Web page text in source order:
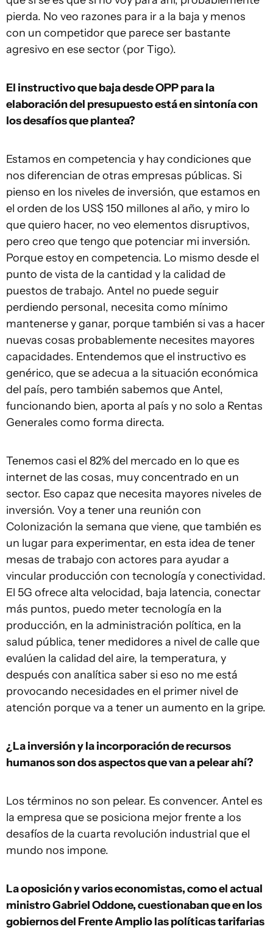
pierda. No veo razones para ir a la baja y menos
con un competidor que parece ser bastante
agresivo en ese sector (por Tigo).
El instructivo que baja desde OPP para la
elaboración del presupuesto está en sintonía con
los desafíos que plantea?
Estamos en competencia y hay condiciones que
nos diferencian de otras empresas públicas. Si
pienso en los niveles de inversión, que estamos en
el orden de los US$ 150 millones al año, y miro lo
que quiero hacer, no veo elementos disruptivos,
pero creo que tengo que potenciar mi inversión.
Porque estoy en competencia. Lo mismo desde el
punto de vista de la cantidad y la calidad de
puestos de trabajo. Antel no puede seguir
perdiendo personal, necesita como mínimo
mantenerse y ganar, porque también si vas a hacer
nuevas cosas probablemente necesites mayores
capacidades. Entendemos que el instructivo es
genérico, que se adecua a la situación económica
del país, pero también sabemos que Antel,
funcionando bien, aporta al país y no solo a Rentas
Generales como forma directa.
Tenemos casi el 82% del mercado en lo que es
internet de las cosas, muy concentrado en un
sector. Eso capaz que necesita mayores niveles de
inversión. Voy a tener una reunión con
Colonización la semana que viene, que también es
un lugar para experimentar, en esta idea de tener
mesas de trabajo con actores para ayudar a
vincular producción con tecnología y conectividad.
El 5G ofrece alta velocidad, baja latencia, conectar
más puntos, puedo meter tecnología en la
producción, en la administración política, en la
salud pública, tener medidores a nivel de calle que
evalúen la calidad del aire, la temperatura, y
después con analítica saber si eso no me está
provocando necesidades en el primer nivel de
atención porque va a tener un aumento en la gripe.
¿La inversión y la incorporación de recursos
humanos son dos aspectos que van a pelear ahí?
Los términos no son pelear. Es convencer. Antel es
la empresa que se posiciona mejor frente a los
desafíos de la cuarta revolución industrial que el
mundo nos impone.
La oposición y varios economistas, como el actual
ministro Gabriel Oddone, cuestionaban que en los
gobiernos del Frente Amplio las políticas tarifarias